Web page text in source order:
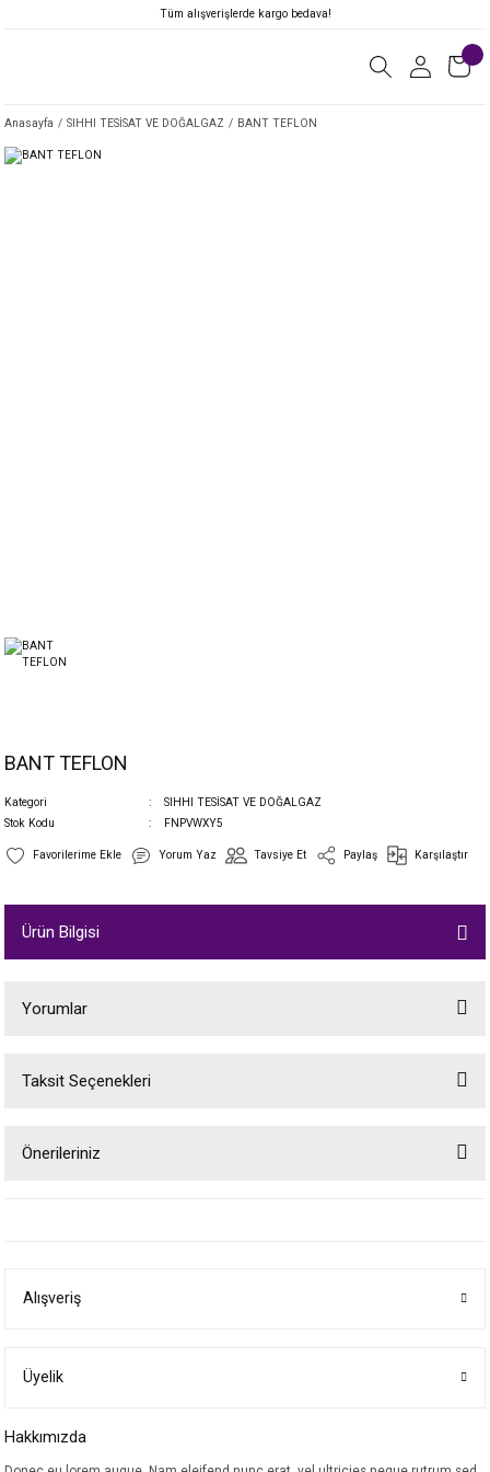
Tüm alışverişlerde kargo bedava!
Anasayfa SIHHI TESİSAT VE DOĞALGAZ BANT TEFLON
BANT TEFLON
Kategori
SIHHI TESİSAT VE DOĞALGAZ
Stok Kodu
FNPVWXY5
Yorum Yaz Tavsiye Et Paylaş Karşılaştır
Ürün Bilgisi
Yorumlar
Taksit Seçenekleri
Önerileriniz
Ürün bilgilerinde hatalar bulunuyor.
Bu ürüne benzer farklı alternatifler olmalı.
Alışveriş
Üyelik
Hakkımızda